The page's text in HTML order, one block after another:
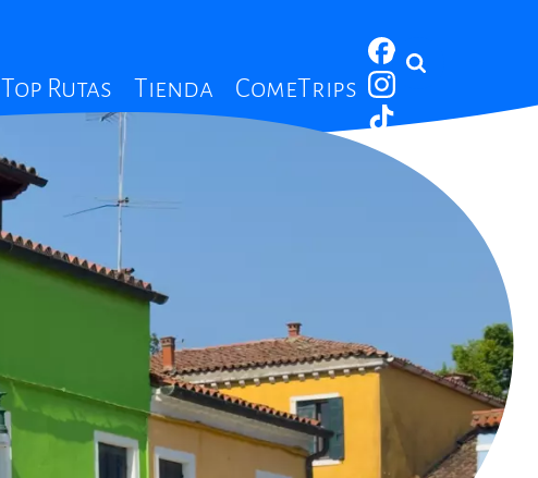
Top Rutas Tienda ComeTrips